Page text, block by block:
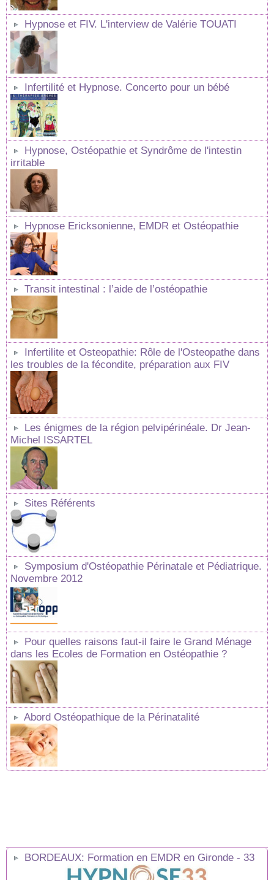
Hypnose et FIV. L'interview de Valérie TOUATI
Infertilité et Hypnose. Concerto pour un bébé
Hypnose, Ostéopathie et Syndrôme de l'intestin
irritable
Hypnose Ericksonienne, EMDR et Ostéopathie
Transit intestinal : l’aide de l’ostéopathie
Infertilite et Osteopathie: Rôle de l'Osteopathe dans
les troubles de la fécondite, préparation aux FIV
Les énigmes de la région pelvipérinéale. Dr Jean-
Michel ISSARTEL
Sites Référents
Symposium d'Ostéopathie Périnatale et Pédiatrique.
Novembre 2012
Pour quelles raisons faut-il faire le Grand Ménage
dans les Ecoles de Formation en Ostéopathie ?
Abord Ostéopathique de la Périnatalité
BORDEAUX: Formation en EMDR en Gironde - 33